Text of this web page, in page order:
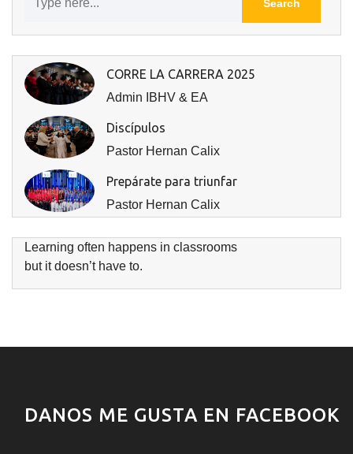
CORRE LA CARRERA 2025
Admin IBHV & EA
Discípulos
Pastor Hernan Calix
Prepárate para triunfar
Pastor Hernan Calix
Learning often happens in classrooms
but it doesn’t have to.
DANOS ME GUSTA EN FACEBOOK